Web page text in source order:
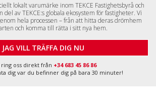
lokalt varumärke inom TEKCE Fastighetsbyrå och
av TEKCE:s globala ekosystem för fastigheter. Vi
hela processen – från att hitta deras drömhem
och komma till rätta i sitt nya hem.
JAG VILL TRÄFFA DIG NU
oss direkt från +34 683 45 86 86
dig var du befinner dig på bara 30 minuter!